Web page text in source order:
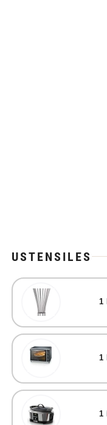
USTENSILES
1
1
1